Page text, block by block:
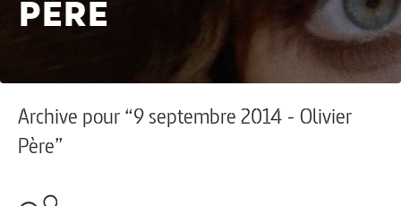
PÈRE
Archive pour “9 septembre 2014 - Olivier
Père”